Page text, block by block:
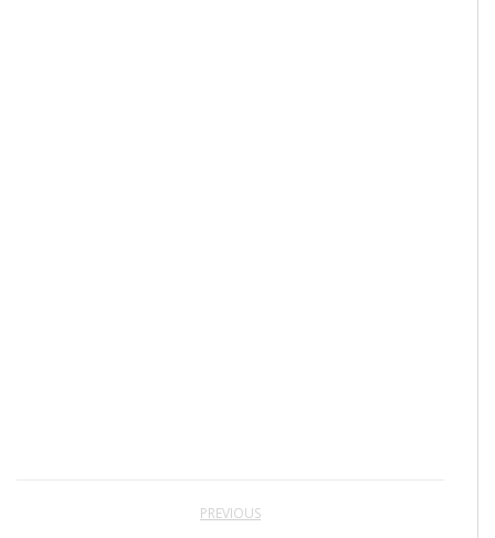
PREVIOUS